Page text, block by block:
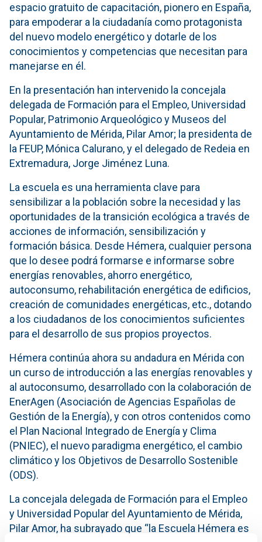
espacio gratuito de capacitación, pionero en España,
para empoderar a la ciudadanía como protagonista
del nuevo modelo energético y dotarle de los
conocimientos y competencias que necesitan para
manejarse en él.
En la presentación han intervenido la concejala
delegada de Formación para el Empleo, Universidad
Popular, Patrimonio Arqueológico y Museos del
Ayuntamiento de Mérida, Pilar Amor; la presidenta de
la FEUP, Mónica Calurano, y el delegado de Redeia en
Extremadura, Jorge Jiménez Luna.
La escuela es una herramienta clave para
sensibilizar a la población sobre la necesidad y las
oportunidades de la transición ecológica a través de
acciones de información, sensibilización y
formación básica. Desde Hémera, cualquier persona
que lo desee podrá formarse e informarse sobre
energías renovables, ahorro energético,
autoconsumo, rehabilitación energética de edificios,
creación de comunidades energéticas, etc., dotando
a los ciudadanos de los conocimientos suficientes
para el desarrollo de sus propios proyectos.
Hémera continúa ahora su andadura en Mérida con
un curso de introducción a las energías renovables y
al autoconsumo, desarrollado con la colaboración de
EnerAgen (Asociación de Agencias Españolas de
Gestión de la Energía), y con otros contenidos como
el Plan Nacional Integrado de Energía y Clima
(PNIEC), el nuevo paradigma energético, el cambio
climático y los Objetivos de Desarrollo Sostenible
(ODS).
La concejala delegada de Formación para el Empleo
y Universidad Popular del Ayuntamiento de Mérida,
Pilar Amor, ha subrayado que “la Escuela Hémera es